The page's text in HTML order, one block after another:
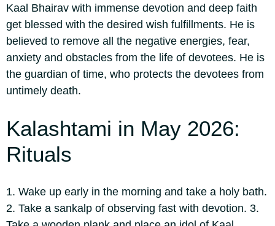
Kaal Bhairav with immense devotion and deep faith
get blessed with the desired wish fulfillments. He is
believed to remove all the negative energies, fear,
anxiety and obstacles from the life of devotees. He is
the guardian of time, who protects the devotees from
untimely death.
Kalashtami in May 2026:
Rituals
1. Wake up early in the morning and take a holy bath.
2. Take a sankalp of observing fast with devotion. 3.